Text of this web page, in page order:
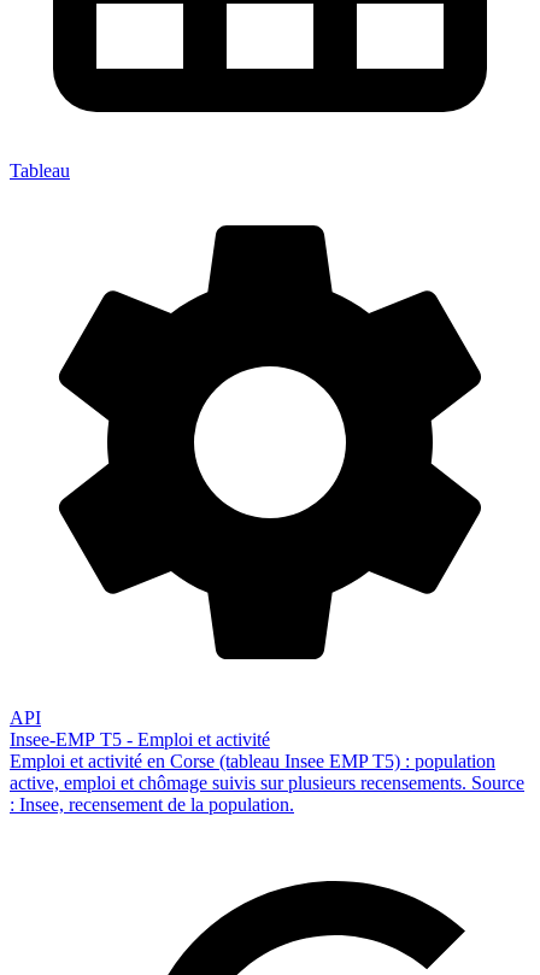
Tableau
API
Insee-EMP T5 - Emploi et activité
Emploi et activité en Corse (tableau Insee EMP T5) : population
active, emploi et chômage suivis sur plusieurs recensements. Source
: Insee, recensement de la population.